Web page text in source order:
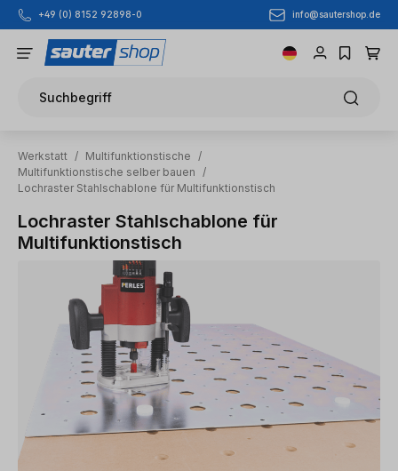
Zum Hauptinhalt springen
+49 (0) 8152 92898-0 info@sautershop.de
Suchbegriff
Werkstatt / Multifunktionstische
/
Multifunktionstische selber bauen
/
Lochraster Stahlschablone für Multifunktionstisch
Lochraster Stahlschablone für
Multifunktionstisch